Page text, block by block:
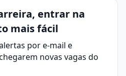
entrar na
mais fácil
por e-mail e
novas vagas do